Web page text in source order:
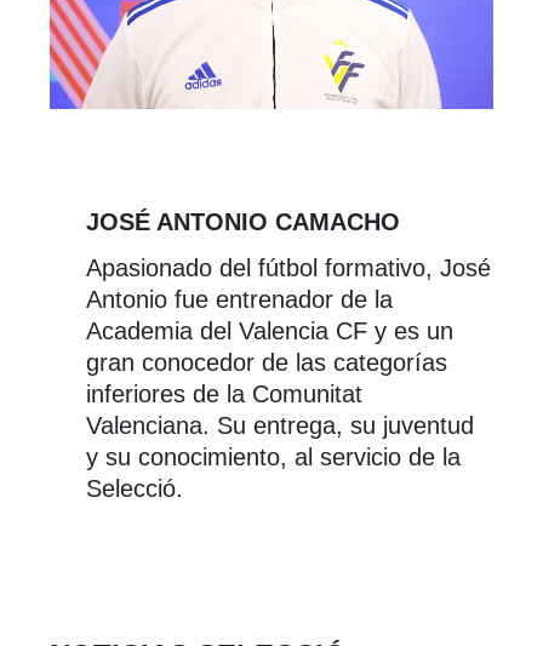
JOSÉ ANTONIO CAMACHO
Apasionado del fútbol formativo, José
Antonio fue entrenador de la
Academia del Valencia CF y es un
gran conocedor de las categorías
inferiores de la Comunitat
Valenciana. Su entrega, su juventud
y su conocimiento, al servicio de la
Selecció.